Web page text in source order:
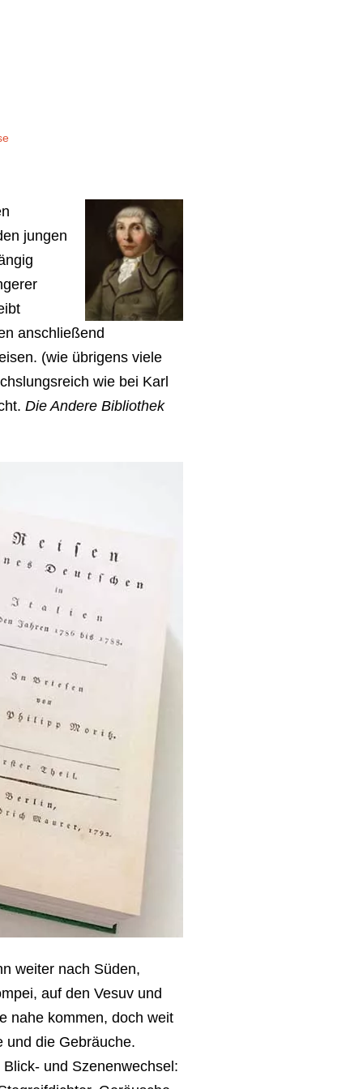
jungen
anschließend
(wie übrigens viele
wie bei Karl
Die Andere Bibliothek
weiter nach Süden,
auf den Vesuv und
nahe kommen, doch weit
und die Gebräuche.
und Szenenwechsel: